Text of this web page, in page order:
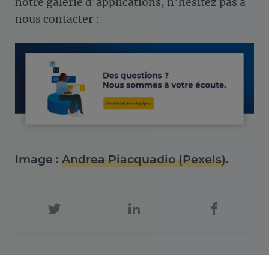
nous contacter :
Image : Andrea Piacquadio (Pexels).